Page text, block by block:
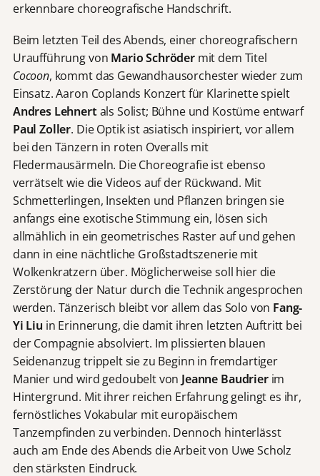
erkennbare choreografische Handschrift.
Beim letzten Teil des Abends, einer choreografischern
Uraufführung von Mario Schrödermit dem Titel
Cocoon, kommt das Gewandhausorchester wieder zum
Einsatz. Aaron Coplands Konzert für Klarinette spielt
Andres Lehnertals Solist; Bühne und Kostüme entwarf
Paul Zoller. Die Optik ist asiatisch inspiriert, vor allem
bei den Tänzern in roten Overalls mit
Fledermausärmeln. Die Choreografie ist ebenso
verrätselt wie die Videos auf der Rückwand. Mit
Schmetterlingen, Insekten und Pflanzen bringen sie
anfangs eine exotische Stimmung ein, lösen sich
allmählich in ein geometrisches Raster auf und gehen
dann in eine nächtliche Großstadtszenerie mit
Wolkenkratzern über. Möglicherweise soll hier die
Zerstörung der Natur durch die Technik angesprochen
werden. Tänzerisch bleibt vor allem das Solo von Fang-
Yi Liu in Erinnerung, die damit ihren letzten Auftritt bei
der Compagnie absolviert. Im plissierten blauen
Seidenanzug trippelt sie zu Beginn in fremdartiger
Manier und wird gedoubelt von Jeanne Baudrierim
Hintergrund. Mit ihrer reichen Erfahrung gelingt es ihr,
fernöstliches Vokabular mit europäischem
Tanzempfinden zu verbinden. Dennoch hinterlässt
auch am Ende des Abends die Arbeit von Uwe Scholz
den stärksten Eindruck.